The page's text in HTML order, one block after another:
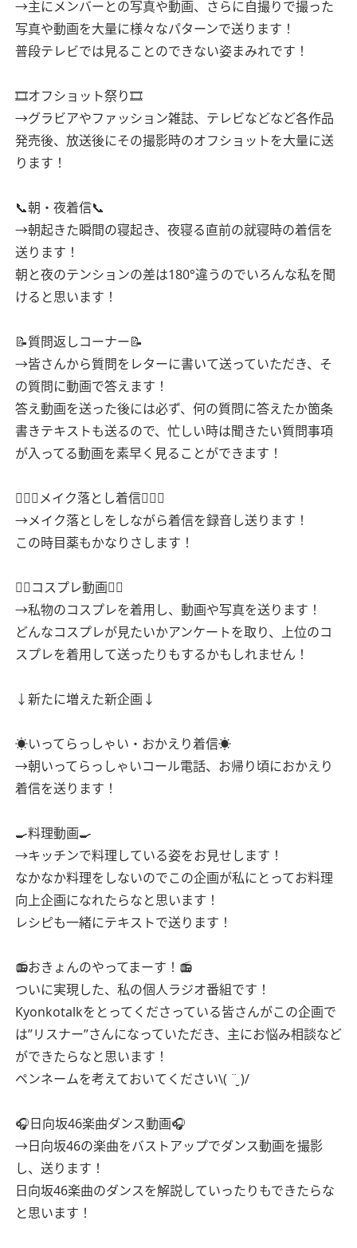
→主にメンバーとの写真や動画、さらに自撮りで撮った
写真や動画を大量に様々なパターンで送ります！
普段テレビでは見ることのできない姿まみれです！
🎞オフショット祭り🎞
→グラビアやファッション雑誌、テレビなどなど各作品
発売後、放送後にその撮影時のオフショットを大量に送
ります！
📞朝・夜着信📞
→朝起きた瞬間の寝起き、夜寝る直前の就寝時の着信を
送ります！
朝と夜のテンションの差は180°違うのでいろんな私を聞
けると思います！
📝質問返しコーナー📝
→皆さんから質問をレターに書いて送っていただき、そ
の質問に動画で答えます！
答え動画を送った後には必ず、何の質問に答えたか箇条
書きテキストも送るので、忙しい時は聞きたい質問事項
が入ってる動画を素早く見ることができます！
🧖🏻‍♀️メイク落とし着信🧖🏻‍♀️
→メイク落としをしながら着信を録音し送ります！
この時目薬もかなりさします！
🧚‍♀️コスプレ動画🧚‍♀️
→私物のコスプレを着用し、動画や写真を送ります！
どんなコスプレが見たいかアンケートを取り、上位のコ
スプレを着用して送ったりもするかもしれません！
↓新たに増えた新企画↓
☀️いってらっしゃい・おかえり着信☀️
→朝いってらっしゃいコール電話、お帰り頃におかえり
着信を送ります！
🍳料理動画🍳
→キッチンで料理している姿をお見せします！
なかなか料理をしないのでこの企画が私にとってお料理
向上企画になれたらなと思います！
レシピも一緒にテキストで送ります！
📻おきょんのやってまーす！📻
ついに実現した、私の個人ラジオ番組です！
Kyonkotalkをとってくださっている皆さんがこの企画で
は”リスナー”さんになっていただき、主にお悩み相談など
ができたらなと思います！
ペンネームを考えておいてください\( ¨̮ )/
🎧日向坂46楽曲ダンス動画🎧
→日向坂46の楽曲をバストアップでダンス動画を撮影
し、送ります！
日向坂46楽曲のダンスを解説していったりもできたらな
と思います！